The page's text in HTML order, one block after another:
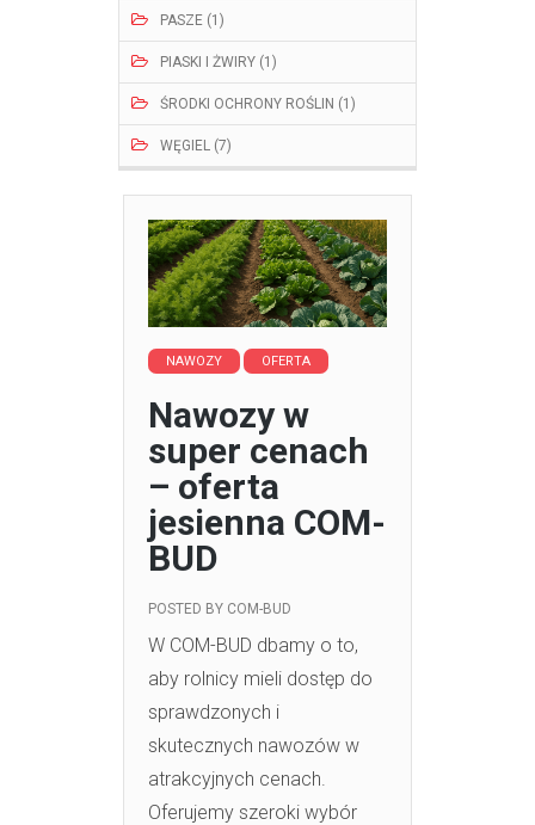
PASZE (1)
PIASKI I ŻWIRY (1)
ŚRODKI OCHRONY ROŚLIN (1)
WĘGIEL (7)
NAWOZY OFERTA
Nawozy w
super cenach
– oferta
jesienna COM-
BUD
POSTED BY COM-BUD
W COM-BUD dbamy o to,
aby rolnicy mieli dostęp do
sprawdzonych i
skutecznych nawozów w
atrakcyjnych cenach.
Oferujemy szeroki wybór